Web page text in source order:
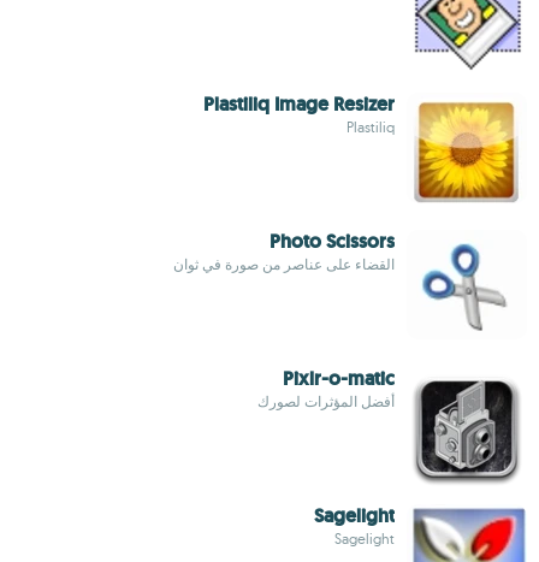
Plastiliq Image Resizer
Plastiliq
Photo Scissors
القضاء على عناصر من صورة في ثوان
Pixlr-o-matic
أفضل المؤثرات لصورك
Sagelight
Sagelight